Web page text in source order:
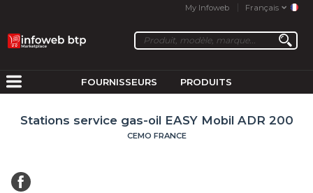
My Infoweb Français
FOURNISSEURS PRODUITS
Stations service gas-oil EASY Mobil ADR 200
CEMO FRANCE